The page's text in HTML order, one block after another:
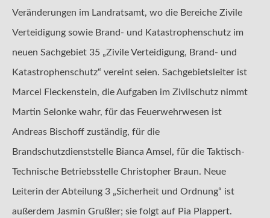
Veränderungen im Landratsamt, wo die Bereiche Zivile
Verteidigung sowie Brand- und Katastrophenschutz im
neuen Sachgebiet 35 „Zivile Verteidigung, Brand- und
Katastrophenschutz“ vereint seien. Sachgebietsleiter ist
Marcel Fleckenstein, die Aufgaben im Zivilschutz nimmt
Martin Selonke wahr, für das Feuerwehrwesen ist
Andreas Bischoff zuständig, für die
Brandschutzdienststelle Bianca Amsel, für die Taktisch-
Technische Betriebsstelle Christopher Braun. Neue
Leiterin der Abteilung 3 „Sicherheit und Ordnung“ ist
außerdem Jasmin Grußler; sie folgt auf Pia Plappert.